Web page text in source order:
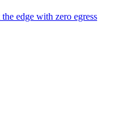
edge with zero egress